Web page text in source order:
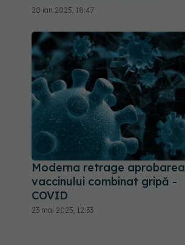
20 ian 2025, 18:47
Moderna retrage aprobarea
vaccinului combinat gripă -
COVID
23 mai 2025, 12:33